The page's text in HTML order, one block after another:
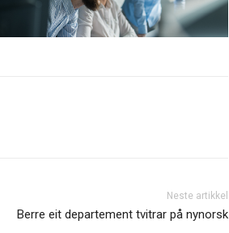
Neste artikkel
Berre eit departement tvitrar på nynorsk